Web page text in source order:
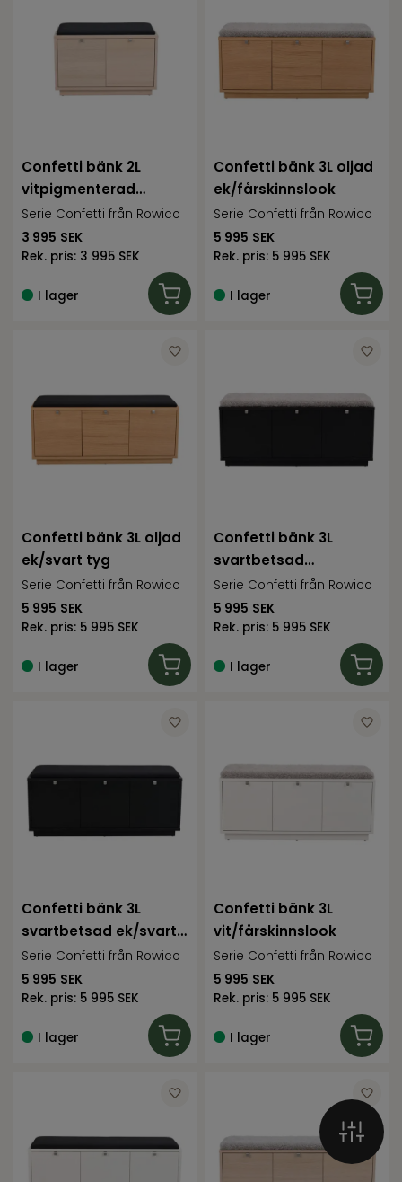
Confetti bänk 2L
vitpigmenterad
ek/svart tyg
Serie Confetti från Rowico
3 995 SEK
Rek. pris: 3 995 SEK
I lager
Confetti bänk 3L oljad
ek/fårskinnslook
Serie Confetti från Rowico
5 995 SEK
Rek. pris: 5 995 SEK
I lager
Confetti bänk 3L oljad
ek/svart tyg
Serie Confetti från Rowico
5 995 SEK
Rek. pris: 5 995 SEK
I lager
Confetti bänk 3L
svartbetsad
ek/fårskinnslook
Serie Confetti från Rowico
5 995 SEK
Rek. pris: 5 995 SEK
I lager
Confetti bänk 3L
svartbetsad ek/svart
tyg
Serie Confetti från Rowico
5 995 SEK
Rek. pris: 5 995 SEK
I lager
Confetti bänk 3L
vit/fårskinnslook
Serie Confetti från Rowico
5 995 SEK
Rek. pris: 5 995 SEK
I lager